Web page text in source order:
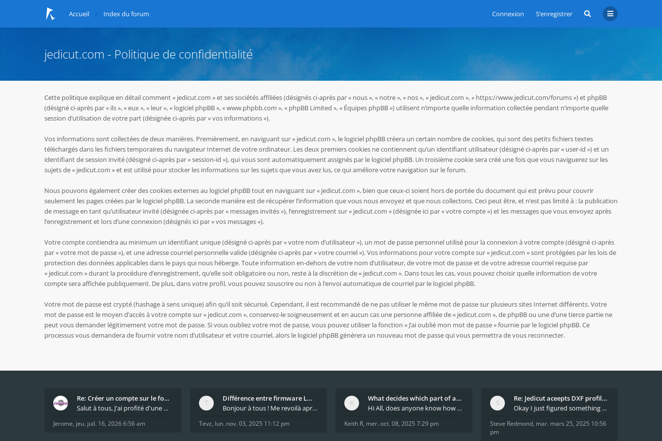
Connexion S’enregistrer
Accueil Index du forum
jedicut.com - Politique de confidentialité
Cette politique explique en détail comment « jedicut.com » et ses sociétés affiliées (désignés ci-après par « nous », « notre », « nos », « jedicut.com », « https://www.jedicut.com/forums ») et phpBB
(désigné ci-après par « ils », « eux », « leur », « logiciel phpBB », « www.phpbb.com », « phpBB Limited », « Équipes phpBB ») utilisent n’importe quelle information collectée pendant n’importe quelle
session d’utilisation de votre part (désignée ci-après par « vos informations »).
Vos informations sont collectées de deux manières. Premièrement, en naviguant sur « jedicut.com », le logiciel phpBB créera un certain nombre de cookies, qui sont des petits fichiers textes
téléchargés dans les fichiers temporaires du navigateur Internet de votre ordinateur. Les deux premiers cookies ne contiennent qu’un identifiant utilisateur (désigné ci-après par « user-id ») et un
identifiant de session invité (désigné ci-après par « session-id »), qui vous sont automatiquement assignés par le logiciel phpBB. Un troisième cookie sera créé une fois que vous naviguerez sur les
sujets de « jedicut.com » et est utilisé pour stocker les informations sur les sujets que vous avez lus, ce qui améliore votre navigation sur le forum.
Nous pouvons également créer des cookies externes au logiciel phpBB tout en naviguant sur « jedicut.com », bien que ceux-ci soient hors de portée du document qui est prévu pour couvrir
seulement les pages créées par le logiciel phpBB. La seconde manière est de récupérer l’information que vous nous envoyez et que nous collectons. Ceci peut être, et n’est pas limité à : la publication
de message en tant qu’utilisateur invité (désignée ci-après par « messages invités »), l’enregistrement sur « jedicut.com » (désignée ici par « votre compte ») et les messages que vous envoyez après
l’enregistrement et lors d’une connexion (désignés ici par « vos messages »).
Votre compte contiendra au minimum un identifiant unique (désigné ci-après par « votre nom d’utilisateur »), un mot de passe personnel utilisé pour la connexion à votre compte (désigné ci-après
par « votre mot de passe »), et une adresse courriel personnelle valide (désignée ci-après par « votre courriel »). Vos informations pour votre compte sur « jedicut.com » sont protégées par les lois de
protection des données applicables dans le pays qui nous héberge. Toute information en-dehors de votre nom d’utilisateur, de votre mot de passe et de votre adresse courriel requise par
« jedicut.com » durant la procédure d’enregistrement, qu’elle soit obligatoire ou non, reste à la discrétion de « jedicut.com ». Dans tous les cas, vous pouvez choisir quelle information de votre
compte sera affichée publiquement. De plus, dans votre profil, vous pouvez souscrire ou non à l’envoi automatique de courriel par le logiciel phpBB.
Votre mot de passe est crypté (hashage à sens unique) afin qu’il soit sécurisé. Cependant, il est recommandé de ne pas utiliser le même mot de passe sur plusieurs sites Internet différents. Votre
mot de passe est le moyen d’accès à votre compte sur « jedicut.com », conservez-le soigneusement et en aucun cas une personne affiliée de « jedicut.com », de phpBB ou une d’une tierce partie ne
peut vous demander légitimement votre mot de passe. Si vous oubliez votre mot de passe, vous pouvez utiliser la fonction « J’ai oublié mon mot de passe » fournie par le logiciel phpBB. Ce
processus vous demandera de fournir votre nom d’utilisateur et votre courriel, alors le logiciel phpBB générera un nouveau mot de passe qui vous permettra de vous reconnecter.
Re: Créer un compte sur le forum / Create forum us
Salut à tous, J'ai profité d'une mise à jour du s
Jerome, jeu. juil. 16, 2026 6:56 am
Différence entre firmware LMFAO_V4_8_0 et du GRBL
Bonjour à tous ! Me revoilà après 5 ans de pause
Tevz, lun. nov. 03, 2025 11:12 pm
What decides which part of an airfoil is the extra
Hi All, does anyone know how Jedicut decides which
Keith R, mer. oct. 08, 2025 7:29 pm
Re: Jedicut aceepts DXF profile, but It won't cut
Okay I just figured something out. The profile p
Steve Redmond, mar. mars 25, 2025 10:56
pm